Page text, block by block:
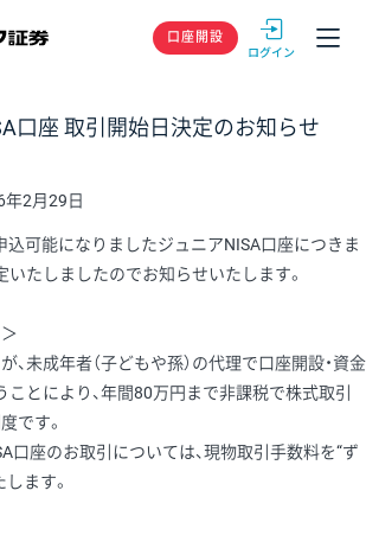
GMOクリック
口座開設
口座 取引開始日決定のお知らせ
年2月29日
可能になりましたジュニアNISA口座につきま
いたしましたのでお知らせいたします。
、未成年者（子どもや孫）の代理で口座開設・資金
ことにより、年間80万円まで非課税で株式取引
です。
口座のお取引については、現物取引手数料を“ず
ます。